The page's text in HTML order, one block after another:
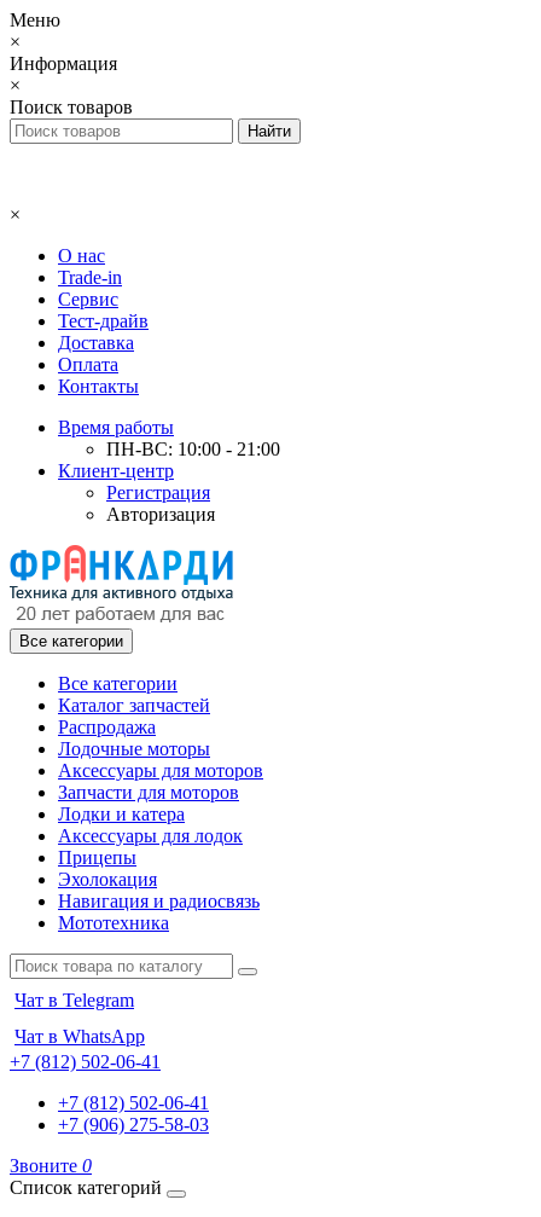
Меню
×
Информация
×
Поиск товаров
×
О нас
Trade-in
Сервис
Тест-драйв
Доставка
Оплата
Контакты
Время работы
ПН-ВС: 10:00 - 21:00
Клиент-центр
Регистрация
Авторизация
Все категории
Все категории
Каталог запчастей
Распродажа
Лодочные моторы
Аксессуары для моторов
Запчасти для моторов
Лодки и катера
Аксессуары для лодок
Прицепы
Эхолокация
Навигация и радиосвязь
Мототехника
Чат в Telegram
Чат в WhatsApp
+7 (812) 502-06-41
+7 (812) 502-06-41
+7 (906) 275-58-03
Звоните 0
Список категорий